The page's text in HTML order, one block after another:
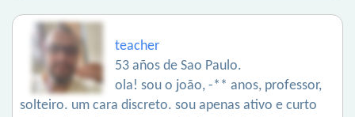
teacher
53 años de Sao Paulo.
ola! sou o joão, -** anos, professor,
solteiro. um cara discreto. sou apenas ativo e curto